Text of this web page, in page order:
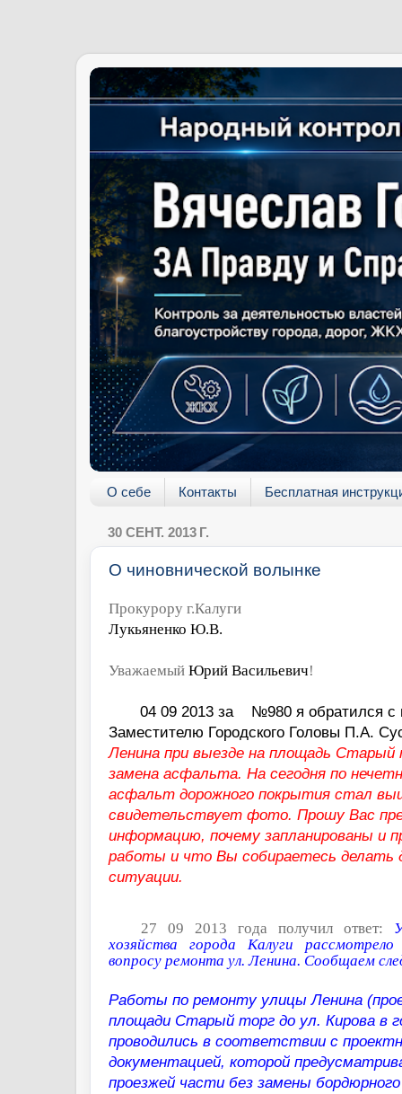
О себе Контакты Бесплатная
30 СЕНТ. 2013 Г.
О чиновнической волынке
Прокурору г.Калуги
Лукьяненко Ю.В.
Уважаемый Юрий Васильевич!
04 09 2013 за
№980 я обратился с
Заместителю Городского Головы П.А.
Ленина при выезде на площадь Старый
замена асфальта. На сегодня по
асфальт дорожного покрытия стал
свидетельствует фото. Прошу Вас
информацию, почему запланированы и
работы и что Вы собираетесь делать
ситуации.
27 09 2013 года получил ответ:
хозяйства города Калуги
вопросу ремонта ул. Ленина. Сообщаем
Работы по ремонту улицы Ленина
площади Старый торг до ул. Кирова в
проводились в соответствии с
документацией, которой
проезжей части без замены